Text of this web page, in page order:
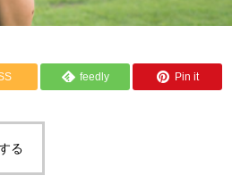
feedly Pin it
る